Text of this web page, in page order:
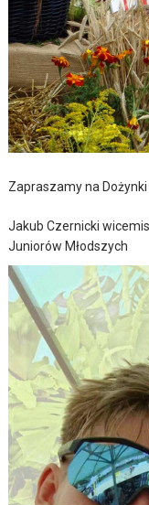
Zapraszamy na
Jakub Czernicki
Juniorów Młodszych